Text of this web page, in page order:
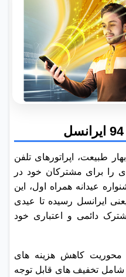
طبیعت، اپراتورهای تلفن
را برای مشترکان خود در
عیدانه همراه اول، این
ایرانسل رسیده تا عیدی
دائمی و اعتباری خود
ایرانسل با محوریت کاهش هزینه های
شامل تخفیف های قابل توجه